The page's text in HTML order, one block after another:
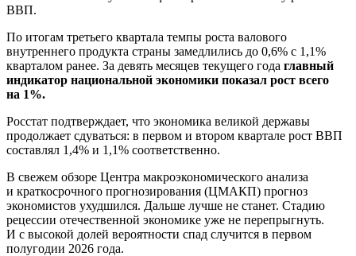
ВВП.
По итогам третьего квартала темпы роста валового
внутреннего продукта страны замедлились до 0,6% с 1,1%
кварталом ранее. За девять месяцев текущего года главный
индикатор национальной экономики показал рост всего
на 1%.
Росстат подтверждает, что экономика великой державы
продолжает сдуваться: в первом и втором квартале рост ВВП
составлял 1,4% и 1,1% соответственно.
В свежем обзоре Центра макроэкономического анализа
и краткосрочного прогнозирования (ЦМАКП) прогноз
экономистов ухудшился. Дальше лучше не станет. Стадию
рецессии отечественной экономике уже не перепрыгнуть.
И с высокой долей вероятности спад случится в первом
полугодии 2026 года.